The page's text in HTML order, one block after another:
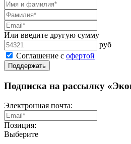
Или введите другую сумму
руб
Соглашение с офертой
Поддержать
Подписка на рассылку
Электронная почта:
Позиция:
Выберите